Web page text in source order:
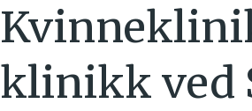
klinikk ved